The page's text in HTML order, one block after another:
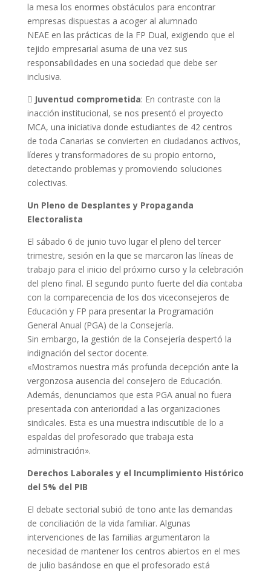
la mesa los enormes obstáculos para encontrar
empresas dispuestas a acoger al alumnado
NEAE en las prácticas de la FP Dual, exigiendo que el
tejido empresarial asuma de una vez sus
responsabilidades en una sociedad que debe ser
inclusiva.
 Juventud comprometida: En contraste con la
inacción institucional, se nos presentó el proyecto
MCA, una iniciativa donde estudiantes de 42 centros
de toda Canarias se convierten en ciudadanos activos,
líderes y transformadores de su propio entorno,
detectando problemas y promoviendo soluciones
colectivas.
Un Pleno de Desplantes y Propaganda
Electoralista
El sábado 6 de junio tuvo lugar el pleno del tercer
trimestre, sesión en la que se marcaron las líneas de
trabajo para el inicio del próximo curso y la celebración
del pleno final. El segundo punto fuerte del día contaba
con la comparecencia de los dos viceconsejeros de
Educación y FP para presentar la Programación
General Anual (PGA) de la Consejería.
Sin embargo, la gestión de la Consejería despertó la
indignación del sector docente.
«Mostramos nuestra más profunda decepción ante la
vergonzosa ausencia del consejero de Educación.
Además, denunciamos que esta PGA anual no fuera
presentada con anterioridad a las organizaciones
sindicales. Esta es una muestra indiscutible de lo a
espaldas del profesorado que trabaja esta
administración».
Derechos Laborales y el Incumplimiento Histórico
del 5% del PIB
El debate sectorial subió de tono ante las demandas
de conciliación de la vida familiar. Algunas
intervenciones de las familias argumentaron la
necesidad de mantener los centros abiertos en el mes
de julio basándose en que el profesorado está